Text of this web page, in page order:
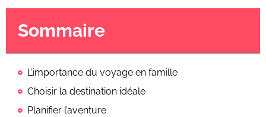
Sommaire
L’importance du voyage en famille
Choisir la destination idéale
Planifier l’aventure